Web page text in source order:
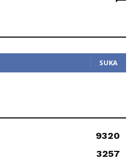
SUKA
9320
3257